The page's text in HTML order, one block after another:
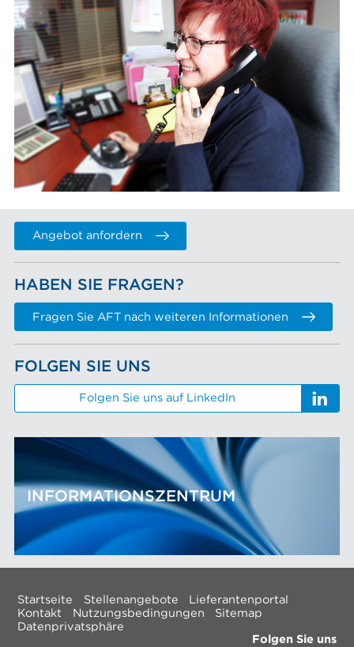
Angebot anfordern
HABEN SIE FRAGEN?
Fragen Sie AFT nach weiteren Informationen
FOLGEN SIE UNS
Folgen Sie uns auf LinkedIn
INFORMATIONSZENTRUM
Startseite Stellenangebote
Lieferantenportal
Kontakt
Nutzungsbedingungen
Sitemap
Datenprivatsphäre
Folgen Sie uns